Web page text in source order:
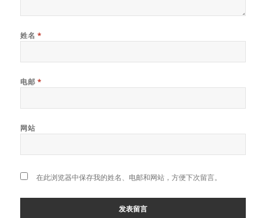
姓名 *
电邮 *
网站
在此浏览器中保存我的姓名、电邮和网站，方便下次留言。